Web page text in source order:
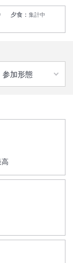
た大パノラマの迫力
色は圧巻です。
：４５発⇒ホテル１
夕食 ： 集計中